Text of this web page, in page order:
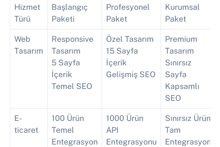
Hizmet
Türü
Başlangıç
Paketi
Profesyonel
Paket
Kurumsal
Paket
Web
Tasarım
Responsive
Tasarım
5 Sayfa
İçerik
Temel SEO
Özel Tasarım
15 Sayfa
İçerik
Gelişmiş SEO
Premium
Tasarım
Sınırsız
Sayfa
Kapsamlı
SEO
E-
ticaret
100 Ürün
Temel
Entegrasyon
1000 Ürün
API
Entegrasyonu
Sınırsız Ürün
Tam
Entegrasyon